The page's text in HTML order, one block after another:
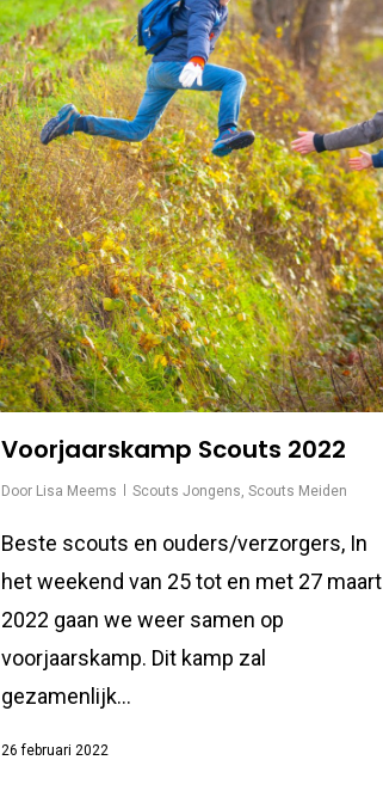
Voorjaarskamp Scouts 2022
Door Lisa Meems Scouts Jongens, Scouts Meiden
Beste scouts en ouders/verzorgers, In
het weekend van 25 tot en met 27 maart
2022 gaan we weer samen op
voorjaarskamp. Dit kamp zal
gezamenlijk…
26 februari 2022